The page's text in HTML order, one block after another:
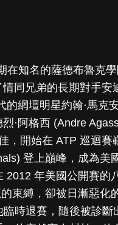
在知名的薩德布魯克
同兄弟的長期對手安
網壇明星約翰·馬克
·阿格西 (Andre
，開始在 ATP 巡迴賽
登上巔峰，成為美
2012 年美國公開賽的
束縛，卻被日漸惡化
時退賽，隨後被診斷